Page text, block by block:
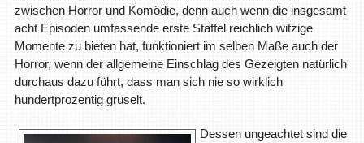
zwischen Horror und Komödie, denn auch wenn die insgesamt
acht Episoden umfassende erste Staffel reichlich witzige
Momente zu bieten hat, funktioniert im selben Maße auch der
Horror, wenn der allgemeine Einschlag des Gezeigten natürlich
durchaus dazu führt, dass man sich nie so wirklich
hundertprozentig gruselt.
Dessen ungeachtet sind die